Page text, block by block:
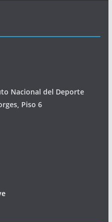
Nacional del Deporte
Piso 6